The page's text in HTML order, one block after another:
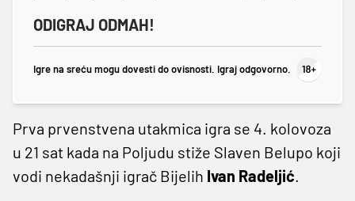
ODIGRAJ ODMAH!
Igre na sreću mogu dovesti do ovisnosti. Igraj odgovorno.
Prva prvenstvena utakmica igra se 4. kolovoza
u 21 sat kada na Poljudu stiže Slaven Belupo koji
vodi nekadašnji igrač Bijelih Ivan Radeljić.